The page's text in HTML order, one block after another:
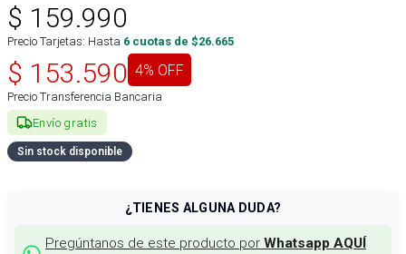
$ 159.990
Precio Tarjetas: Hasta 6 cuotas de $26.665
$ 153.590 4% OFF
Precio Transferencia Bancaria
Envío gratis
Sin stock disponible
¿TIENES ALGUNA DUDA?
Pregúntanos de este producto por Whatsapp AQUÍ